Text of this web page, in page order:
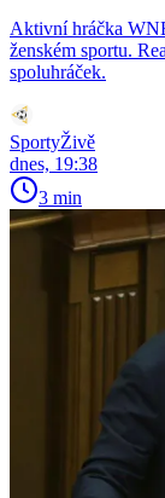
Aktivní hráčka
ženském sportu.
spoluhráček.
SportyŽivě
dnes, 19:38
3 min